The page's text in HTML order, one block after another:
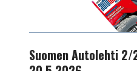
ilmestyy
Suomen Autolehti